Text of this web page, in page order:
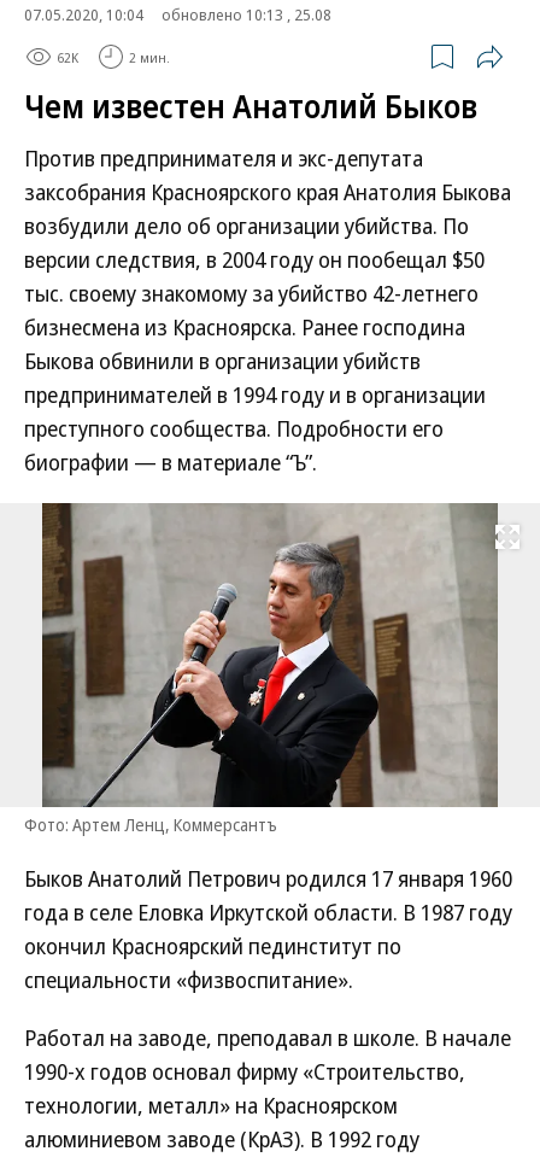
07.05.2020, 10:04
обновлено 10:13 , 25.08
62K 2 мин.
Чем известен Анатолий Быков
Против предпринимателя и экс-депутата
заксобрания Красноярского края Анатолия Быкова
возбудили дело об организации убийства. По
версии следствия, в 2004 году он пообещал $50
тыс. своему знакомому за убийство 42-летнего
бизнесмена из Красноярска. Ранее господина
Быкова обвинили в организации убийств
предпринимателей в 1994 году и в организации
преступного сообщества. Подробности его
биографии — в материале “Ъ”.
Развернуть
Фото: Артем Ленц, Коммерсантъ
Быков Анатолий Петрович родился 17 января 1960
года в селе Еловка Иркутской области. В 1987 году
окончил Красноярский пединститут по
специальности «физвоспитание».
Работал на заводе, преподавал в школе. В начале
1990-х годов основал фирму «Строительство,
технологии, металл» на Красноярском
алюминиевом заводе (КрАЗ). В 1992 году